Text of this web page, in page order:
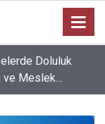
Doluluk
ve Meslek